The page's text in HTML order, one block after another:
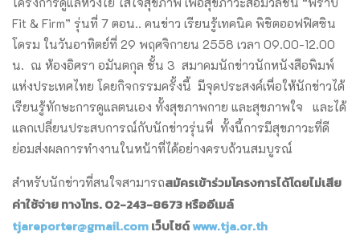
Fit & Firm” รุ่นที่ 7 ตอน.. คนข่าว เรียนรู้เทคนิค พิชิตออฟฟิศซิน
โดรม ในวันอาทิตย์ที่ 29 พฤศจิกายน 2558 เวลา 09.00-12.00
น. ณ ห้องอิศรา อมันตกุล ชั้น 3 สมาคมนักข่าวนักหนังสือพิมพ์
แห่งประเทศไทย โดยกิจกรรมครั้งนี้ มีจุดประสงค์เพื่อให้นักข่าวได้
เรียนรู้ทักษะการดูแลตนเอง ทั้งสุขภาพกาย และสุขภาพใจ และได้
แลกเปลี่ยนประสบการณ์กับนักข่าวรุ่นพี่ ทั้งนี้การมีสุขภาวะที่ดี
ย่อมส่งผลการทำงานในหน้าที่ได้อย่างครบถ้วนสมบูรณ์
สำหรับนักข่าวที่สนใจสามารถสมัครเข้าร่วมโครงการได้โดยไม่เสีย
ค่าใช้จ่าย ทางโทร.02-243-8673 หรืออีเมล์
tjareporter@gmail.comเว็บไซด์www.tja.or.th